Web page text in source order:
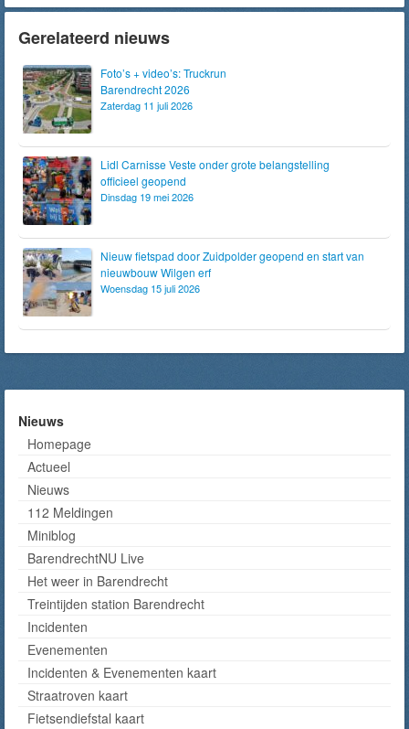
Gerelateerd nieuws
Foto’s + video’s: Truckrun
Barendrecht 2026
Zaterdag 11 juli 2026
Lidl Carnisse Veste onder grote belangstelling
officieel geopend
Dinsdag 19 mei 2026
Nieuw fietspad door Zuidpolder geopend en start van
nieuwbouw Wilgen erf
Woensdag 15 juli 2026
Nieuws
Homepage
Actueel
Nieuws
112 Meldingen
Miniblog
BarendrechtNU Live
Het weer in Barendrecht
Treintijden station Barendrecht
Incidenten
Evenementen
Incidenten & Evenementen kaart
Straatroven kaart
Fietsendiefstal kaart